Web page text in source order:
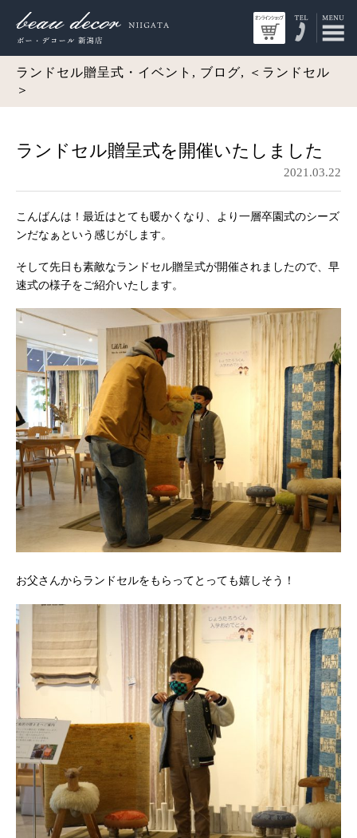
ランドセル贈呈式・イベント, ブログ, ＜ランドセル
＞
ランドセル贈呈式を開催いたしました
2021.03.22
こんばんは！最近はとても暖かくなり、より一層卒園式のシーズ
ンだなぁという感じがします。
そして先日も素敵なランドセル贈呈式が開催されましたので、早
速式の様子をご紹介いたします。
お父さんからランドセルをもらってとっても嬉しそう！